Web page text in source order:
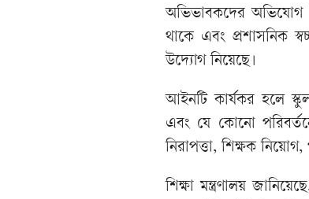
অভিভাবকদের অভিযোগ
থাকে এবং প্রশাসনিক
উদ্যোগ নিয়েছে।
আইনটি কার্যকর হলে
এবং যে কোনো
নিরাপত্তা, শিক্ষক
শিক্ষা মন্ত্রণালয়